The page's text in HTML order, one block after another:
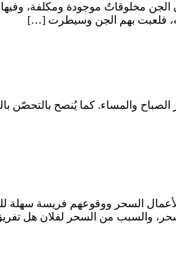
الجن مخلوقاتٌ موجودة ومكلفة،
فلعبت بهم الجن وسيطرت […]
الصباح والمساء. كما يُنصح بالتحصّن
السحر ووقوعهم فريسة سهلة
والسبب من السحر لفلان هل